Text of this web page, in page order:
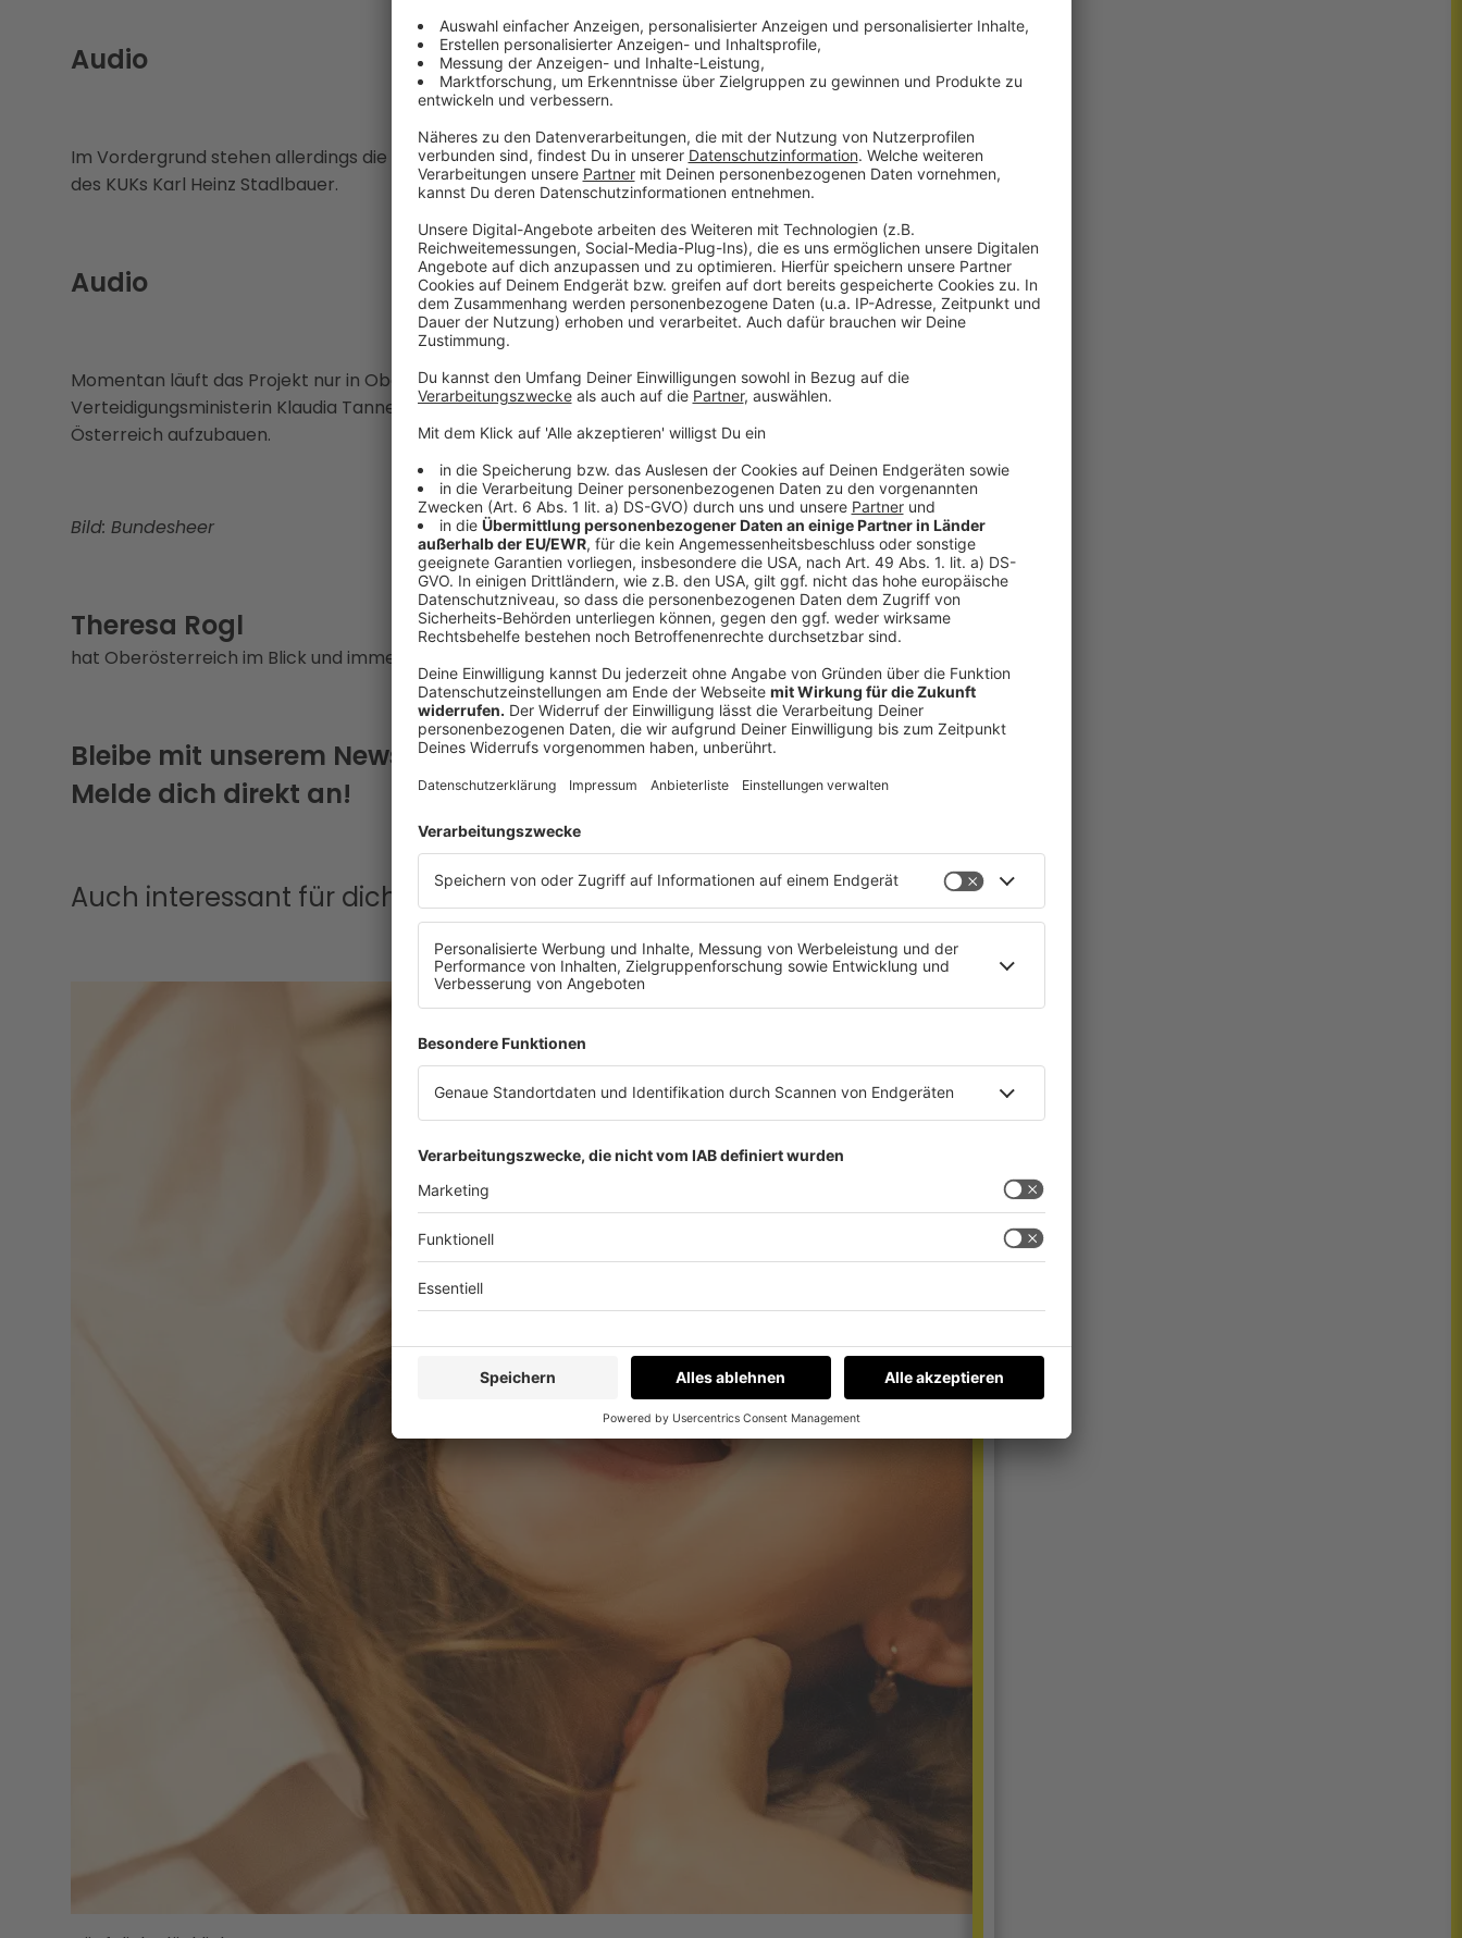
Audio
Im Vordergrund stehen allerdings die gesundheitlichen Vorteile sagt auch der Ärztliche Direktor
des KUKs Karl Heinz Stadlbauer.
Audio
Momentan läuft das Projekt nur in Oberösterreich. Zeigt es sich erfolgreich kann sich
Verteidigungsministerin Klaudia Tanner vorstellen ähnliche Zusammenarbeiten in ganz
Österreich aufzubauen.
Bild: Bundesheer
Theresa Rogl
hat Oberösterreich im Blick und immer eine Geschichte auf Lager!
Bleibe mit unserem Newsletter immer auf dem Laufenden.
Melde dich direkt an!
Auch interessant für dich